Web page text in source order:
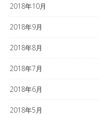
2018年10月
2018年9月
2018年8月
2018年7月
2018年6月
2018年5月